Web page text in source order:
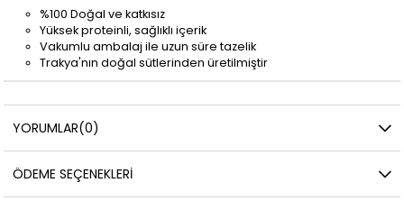
%100 Doğal ve katkısız
Yüksek proteinli, sağlıklı içerik
Vakumlu ambalaj ile uzun süre tazelik
Trakya'nın doğal sütlerinden üretilmiştir
YORUMLAR(0)
ÖDEME SEÇENEKLERI